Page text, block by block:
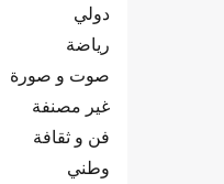
دولي
رياضة
صوت و صورة
غير مصنفة
فن و ثقافة
وطني